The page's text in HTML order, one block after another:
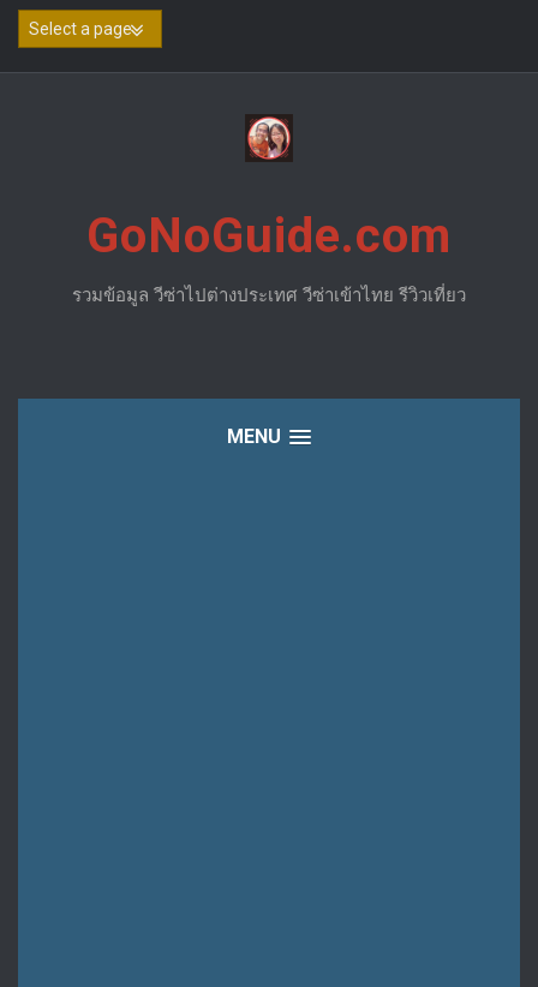
Skip
GoNoGuide.com
รวมข้อมูล วีซ่าไปต่างประเทศ วีซ่าเข้าไทย รีวิวเที่ยว
MENU